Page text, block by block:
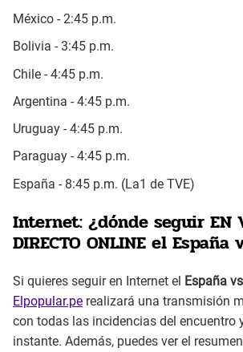
México - 2:45 p.m.
Bolivia - 3:45 p.m.
Chile - 4:45 p.m.
Argentina - 4:45 p.m.
Uruguay - 4:45 p.m.
Paraguay - 4:45 p.m.
España - 8:45 p.m. (La1 de TVE)
Internet: ¿dónde seguir EN
DIRECTO ONLINE el España
Si quieres seguir en Internet el España
Elpopular.pe realizará una transmisión
con todas las incidencias del encuentro
instante. Además, puedes ver el